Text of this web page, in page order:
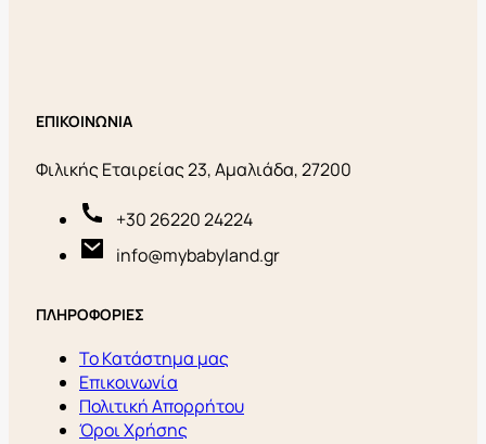
ΕΠΙΚΟΙΝΩΝΙΑ
Φιλικής Εταιρείας 23, Αμαλιάδα, 27200
+30 26220 24224
info@mybabyland.gr
ΠΛΗΡΟΦΟΡΙΕΣ
Το Κατάστημα μας
Επικοινωνία
Πολιτική Απορρήτου
Όροι Χρήσης